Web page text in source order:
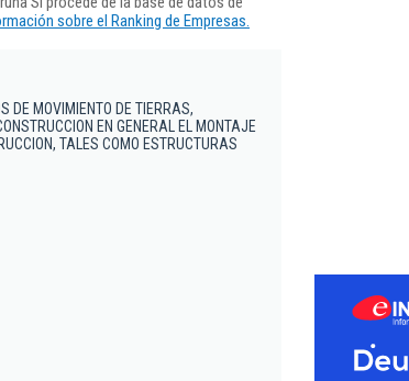
sobre el Ranking de Empresas.
DE MOVIMIENTO DE TIERRAS,
EN GENERAL EL MONTAJE
TALES COMO ESTRUCTURAS